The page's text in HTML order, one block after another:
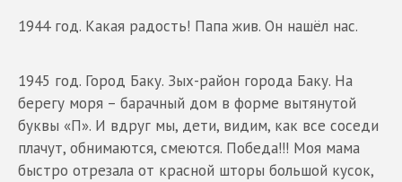
1944 год. Какая радость! Папа жив. Он нашёл нас.
1945 год. Город Баку. Зых-район города Баку. На
берегу моря – барачный дом в форме вытянутой
буквы «П». И вдруг мы, дети, видим, как все соседи
плачут, обнимаются, смеются. Победа!!! Моя мама
быстро отрезала от красной шторы большой кусок,